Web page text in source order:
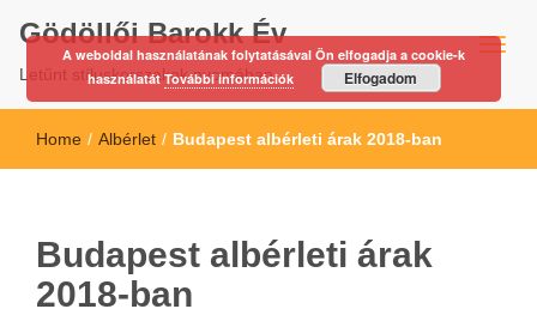
Gödöllői Barokk Év
Letűnt stíluskorszakok nyomában…
Home / Albérlet / Budapest albérleti árak 2018-ban
Budapest albérleti árak
2018-ban
A weboldal használatának folytatásával Ön elfogadja a cookie-k
használatátTovábbi információk Elfogadom